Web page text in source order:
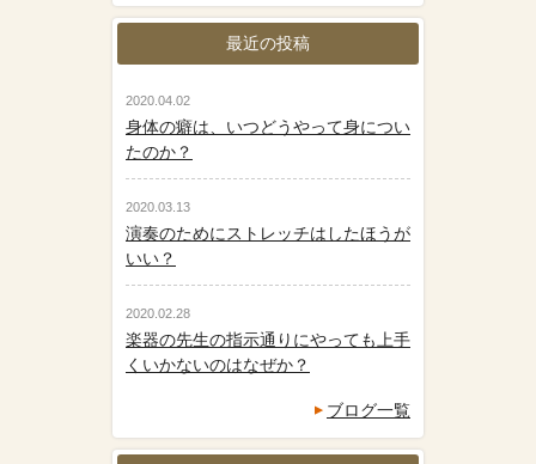
最近の投稿
2020.04.02
身体の癖は、いつどうやって身につい
たのか？
2020.03.13
演奏のためにストレッチはしたほうが
いい？
2020.02.28
楽器の先生の指示通りにやっても上手
くいかないのはなぜか？
ブログ一覧